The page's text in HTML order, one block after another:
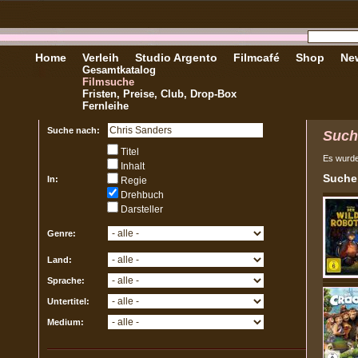
Home Verleih
Gesamtkatalog
Filmsuche
Fristen, Preise, Club, Drop-Box
Fernleihe
Studio Argento Filmcafé Shop
Suche nach:
In:
Titel
Inhalt
Regie
Drehbuch
Darsteller
Genre:
Land:
Sprache:
Untertitel:
Medium:
Es